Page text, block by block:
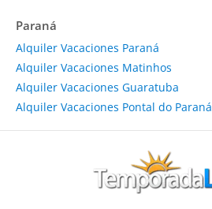
Paraná
Alquiler Vacaciones Paraná
Alquiler Vacaciones Matinhos
Alquiler Vacaciones Guaratuba
Alquiler Vacaciones Pontal do Paraná